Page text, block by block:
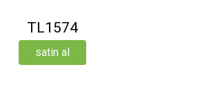
TL1574
satin al